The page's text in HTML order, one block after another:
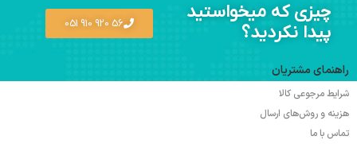
چیزی که میخواستید
پیدا نکردید؟
56 920 910 051
راهنمای مشتریان
شرایط مرجوعی کالا
هزینه و روش‌های ارسال
تماس با ما